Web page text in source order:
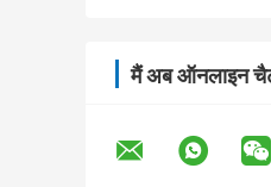
मैं अब ऑनलाइन